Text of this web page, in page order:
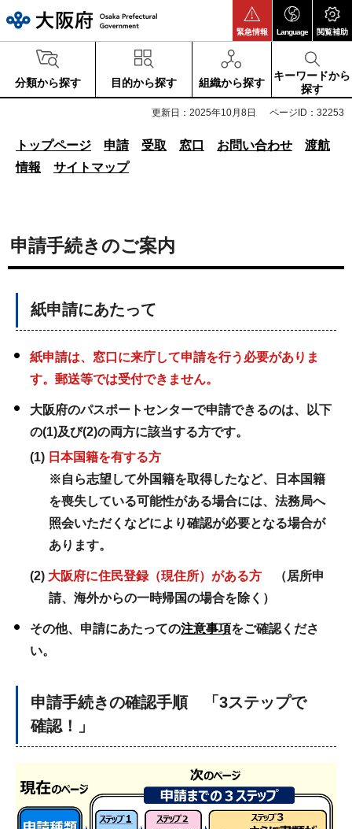
緊急情報 Language 閲覧補助
分類から探す 目的から探す 組織から探す
キーワードから
探す
更新日：2025年10月8日 ページID：32253
トップページ 申請 受取 窓口 お問い合わせ
渡航
情報
サイトマップ
申請手続きのご案内
紙申請にあたって
紙申請は、窓口に来庁して申請を行う必要がありま
す。郵送等では受付できません。
大阪府のパスポートセンターで申請できるのは、以下
の(1)及び(2)の両方に該当する方です。
(1) 日本国籍を有する方
※自ら志望して外国籍を取得したなど、日本国籍
を喪失している可能性がある場合には、法務局へ
照会いただくなどにより確認が必要となる場合が
あります。
(2) 大阪府に住民登録（現住所）がある方 （居所申
請、海外からの一時帰国の場合を除く）
その他、申請にあたっての注意事項をご確認くださ
い。
申請手続きの確認手順 「3ステップで
確認！」